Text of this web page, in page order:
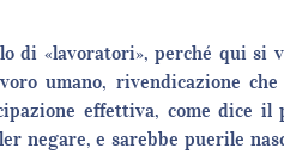
di «lavoratori», perché qui si
umano, rivendicazione che
effettiva, come dice il
negare, e sarebbe puerile